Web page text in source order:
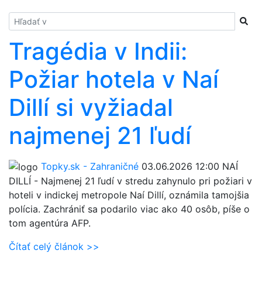
Hladať
Tragédia v Indii:
Požiar hotela v Naí
Dillí si vyžiadal
najmenej 21 ľudí
Topky.sk - Zahraničné 03.06.2026 12:00 NAÍ
DILLÍ - Najmenej 21 ľudí v stredu zahynulo pri požiari v
hoteli v indickej metropole Naí Dillí, oznámila tamojšia
polícia. Zachrániť sa podarilo viac ako 40 osôb, píše o
tom agentúra AFP.
Čítať celý článok >>